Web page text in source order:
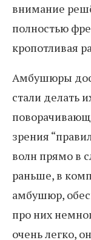
внимание
полностью
кропотливая
Амбушюры
стали делать
зрения
волн прямо в
раньше, в
амбушюр,
про них
очень легко,